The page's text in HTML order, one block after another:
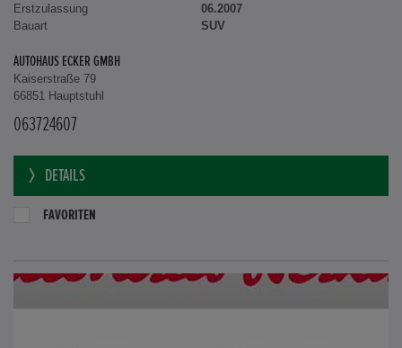
Erstzulassung
06.2007
Bauart
SUV
AUTOHAUS ECKER GMBH
Kaiserstraße 79
66851 Hauptstuhl
063724607
DETAILS
FAVORITEN